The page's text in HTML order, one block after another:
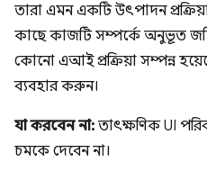
তারা এমন একটি উৎপাদন
কাছে কাজটি সম্পর্কে অনুভূত
কোনো এআই প্রক্রিয়া সম্পন্ন
ব্যবহার করুন।
যা করবেন না: তাৎক্ষণিক UI
চমকে দেবেন না।